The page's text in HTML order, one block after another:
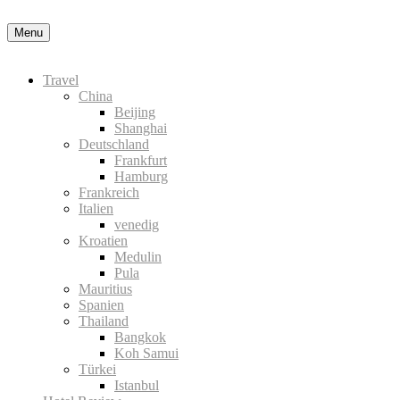
Menu
Travel
China
Beijing
Shanghai
Deutschland
Frankfurt
Hamburg
Frankreich
Italien
venedig
Kroatien
Medulin
Pula
Mauritius
Spanien
Thailand
Bangkok
Koh Samui
Türkei
Istanbul
Datenschutzerklärung